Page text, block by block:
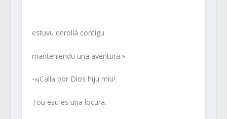
estuvu enrollá contigu
manteniendu una aventura.»
-«¡Calla por Dios hiju míu!
Tou esu es una locura.